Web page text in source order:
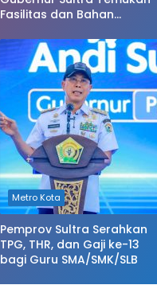
Fasilitas dan Bahan
Metro Kota
Pemprov Sultra Serahkan
TPG, THR, dan Gaji ke-13
bagi Guru SMA/SMK/SLB